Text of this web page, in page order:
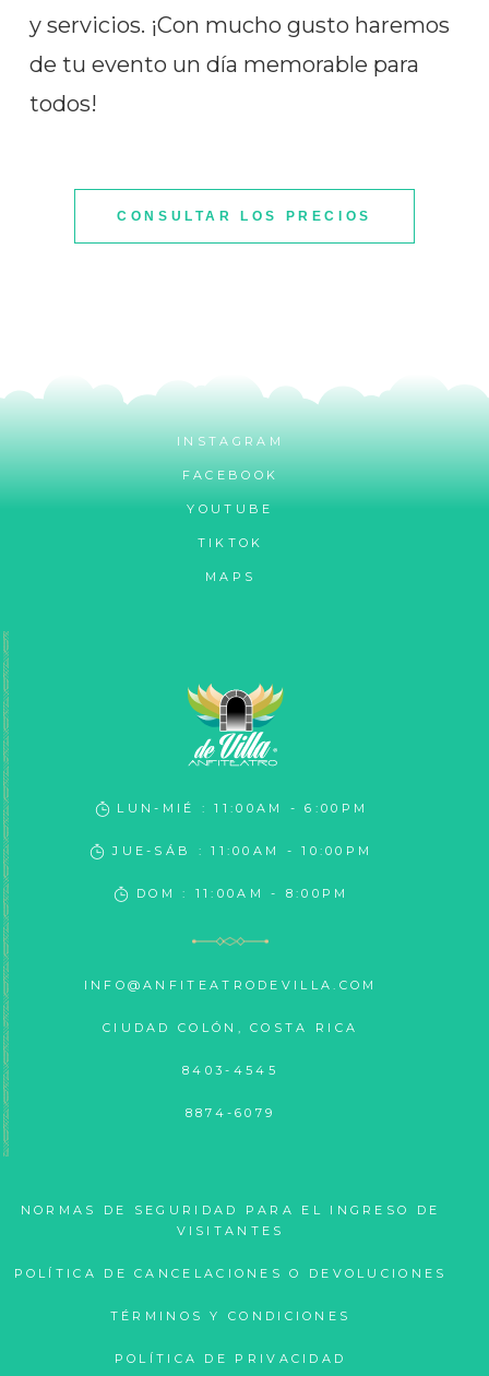
y servicios. ¡Con mucho gusto haremos
de tu evento un día memorable para
todos!
CONSULTAR LOS PRECIOS
INSTAGRAM
FACEBOOK
YOUTUBE
TIKTOK
MAPS
LUN-MIÉ : 11:00AM - 6:00PM
JUE-SÁB : 11:00AM - 10:00PM
DOM : 11:00AM - 8:00PM
INFO@ANFITEATRODEVILLA.COM
CIUDAD COLÓN, COSTA RICA
8403-4545
8874-6079
NORMAS DE SEGURIDAD PARA EL INGRESO DE
VISITANTES
POLÍTICA DE CANCELACIONES O DEVOLUCIONES
TÉRMINOS Y CONDICIONES
POLÍTICA DE PRIVACIDAD